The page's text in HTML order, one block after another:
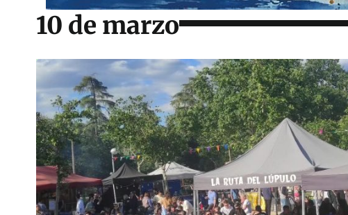
10 de marzo